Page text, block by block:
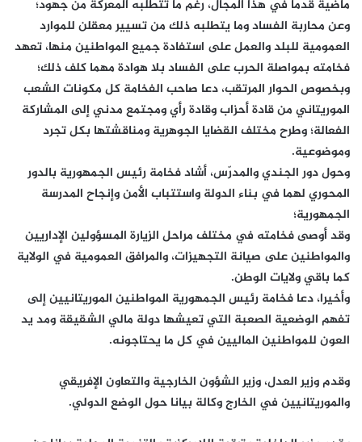
ماضية قدُما في هذا المجال، رغم ما تتطلبه المعركة من جهود؛
وعن محاربة الفساد وما يتطلبه ذلك من تسيير معقلن للموارد
العمومية للبلد والعمل على استفادة جميع المواطنين منها، تعهد
فخامته بمواصلة الحرب على الفساد بلا هوادة مهما كلف ذلك؛
وبخصوص الحوار المرتقب، دعا صاحب الفخامة كل مكونات الشعب
الموريتاني من قادة أحزاب وقادة رأي ومجتمع مدني إلى المشاركة
الفعالة؛ وطرح مختلف القضايا الجوهرية ومناقشتها بكل تجرد
وموضوعية.
وحول دور الجندي والمدرّس، أشاد فخامة رئيس الجمهورية بالدور
المحوري لهما في بناء الدولة واستتباب الأمن وإنجاح المدرسة
الجمهورية؛
وقد أوصى فخامته في مختلف مراحل الزيارة المسؤولين الإداريين
والمواطنين على صيانة التجهيزات، والمرافق العمومية في الولاية
كما باقي ولايات الوطن.
وأخيرا، دعا فخامة رئيس الجمهورية المواطنين الموريتانيين إلى
تفهم الوضعية الصعبة التي تعيشها دولة مالي الشقيقة ومد يد
العون للمواطنين الماليين في كل ما يحتاجونه.
وقدم وزير العدل، وزير الشؤون الخارجية والتعاون الإفريقي
والموريتانيين في الخارج وكالة بيانا حول الوضع الدولي.